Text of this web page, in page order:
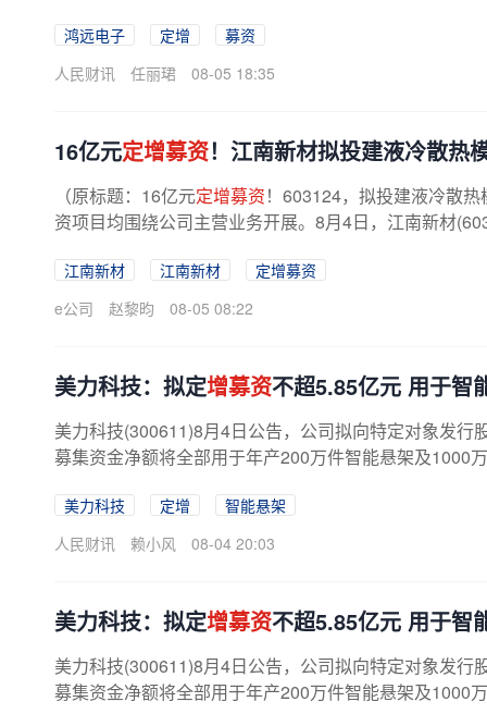
鸿远电子 定增
募资
人民财讯
任丽珺 08-05 18:35
16亿元定增募资！江南新材拟投建液冷散热
（原标题：16亿元定增募资！603124，拟投建液冷散
资项目均围绕公司主营业务开展。8月4日，江南新材
江南新材 江南新材
定增募资
e公司
赵黎昀 08-05 08:22
美力科技：拟定增募资不超5.85亿元 用于智
美力科技(300611)8月4日公告，公司拟向特定对象发
募集资金净额将全部用于年产200万件智能悬架及1000
美力科技 定增
智能悬架
人民财讯
赖小风 08-04 20:03
美力科技：拟定增募资不超5.85亿元 用于智
美力科技(300611)8月4日公告，公司拟向特定对象发
募集资金净额将全部用于年产200万件智能悬架及1000